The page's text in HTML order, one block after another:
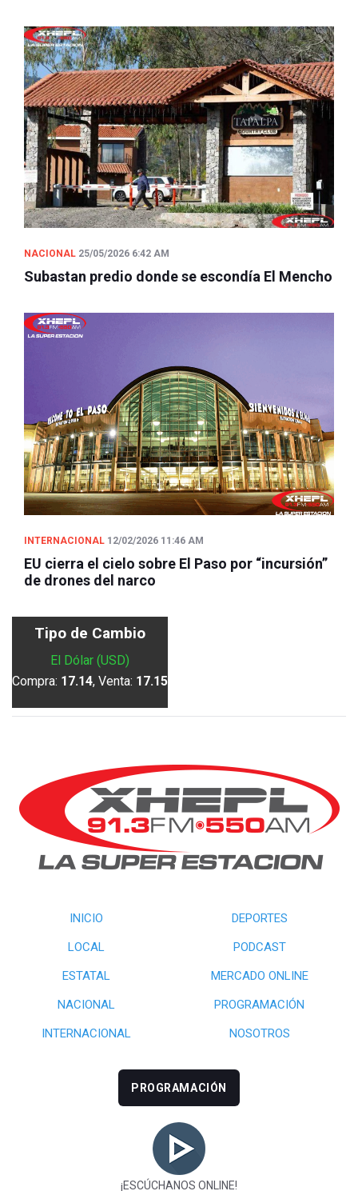
NACIONAL 25/05/2026 6:42 AM
Subastan predio donde se escondía El Mencho
INTERNACIONAL 12/02/2026 11:46 AM
EU cierra el cielo sobre El Paso por “incursión”
de drones del narco
Tipo de Cambio
El Dólar (USD)
Compra: 17.14, Venta: 17.15
INICIO
DEPORTES
LOCAL
PODCAST
ESTATAL
MERCADO ONLINE
NACIONAL
PROGRAMACIÓN
INTERNACIONAL
NOSOTROS
PROGRAMACIÓN
¡ESCÚCHANOS ONLINE!